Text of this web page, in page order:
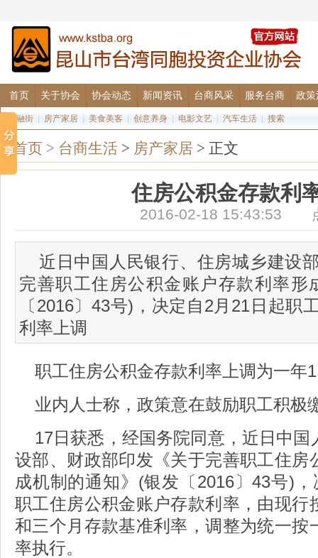
首页 关于协会 协会动态 新闻资讯 台商风采 服务台商 政策
金融街 房产家居 美食美客 创意养身 电影文艺 汽车生活 搜索
首页 > 台商生活 > 房产家居 > 正文
住房公积金存款利
2016-02-18 15:43:53
近日中国人民银行、住房城乡建设
完善职工住房公积金账户存款利率形
〔2016〕43号)，决定自2月21日起职
利率上调
职工住房公积金存款利率上调为一年
业内人士称，政策意在鼓励职工积极
17日获悉，经国务院同意，近日中
设部、财政部印发《关于完善职工住房
成机制的通知》(银发〔2016〕43号)
职工住房公积金账户存款利率，由现行
和三个月存款基准利率，调整为统一按
率执行。